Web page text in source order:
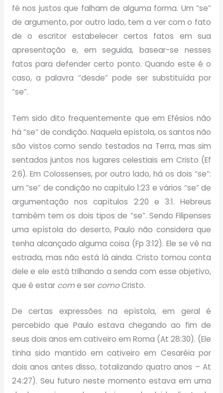
fé nos justos que falham de alguma forma. Um “se”
de argumento, por outro lado, tem a ver com o fato
de o escritor estabelecer certos fatos em sua
apresentação e, em seguida, basear-se nesses
fatos para defender certo ponto. Quando este é o
caso, a palavra “desde” pode ser substituída por
“se”.
Tem sido dito frequentemente que em Efésios não
há “se” de condição. Naquela epístola, os santos não
são vistos como sendo testados na Terra, mas sim
sentados juntos nos lugares celestiais em Cristo (Ef
2:6). Em Colossenses, por outro lado, há os dois “se”:
um “se” de condição no capítulo 1:23 e vários “se” de
argumentação nos capítulos 2:20 e 3:1. Hebreus
também tem os dois tipos de “se”. Sendo Filipenses
uma epístola do deserto, Paulo não considera que
tenha alcançado alguma coisa (Fp 3:12). Ele se vê na
estrada, mas não está lá ainda. Cristo tomou conta
dele e ele está trilhando a senda com esse objetivo,
que é estar come ser comoCristo.
De certas expressões na epístola, em geral é
percebido que Paulo estava chegando ao fim de
seus dois anos em cativeiro em Roma (At 28:30). (Ele
tinha sido mantido em cativeiro em Cesaréia por
dois anos antes disso, totalizando quatro anos – At
24:27). Seu futuro neste momento estava em uma